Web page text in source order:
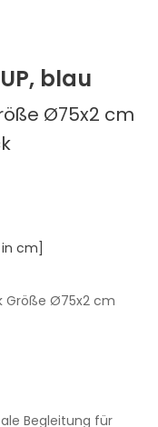
blau
Ø75x2 cm
cm]
Größe Ø75x2 cm
Begleitung für